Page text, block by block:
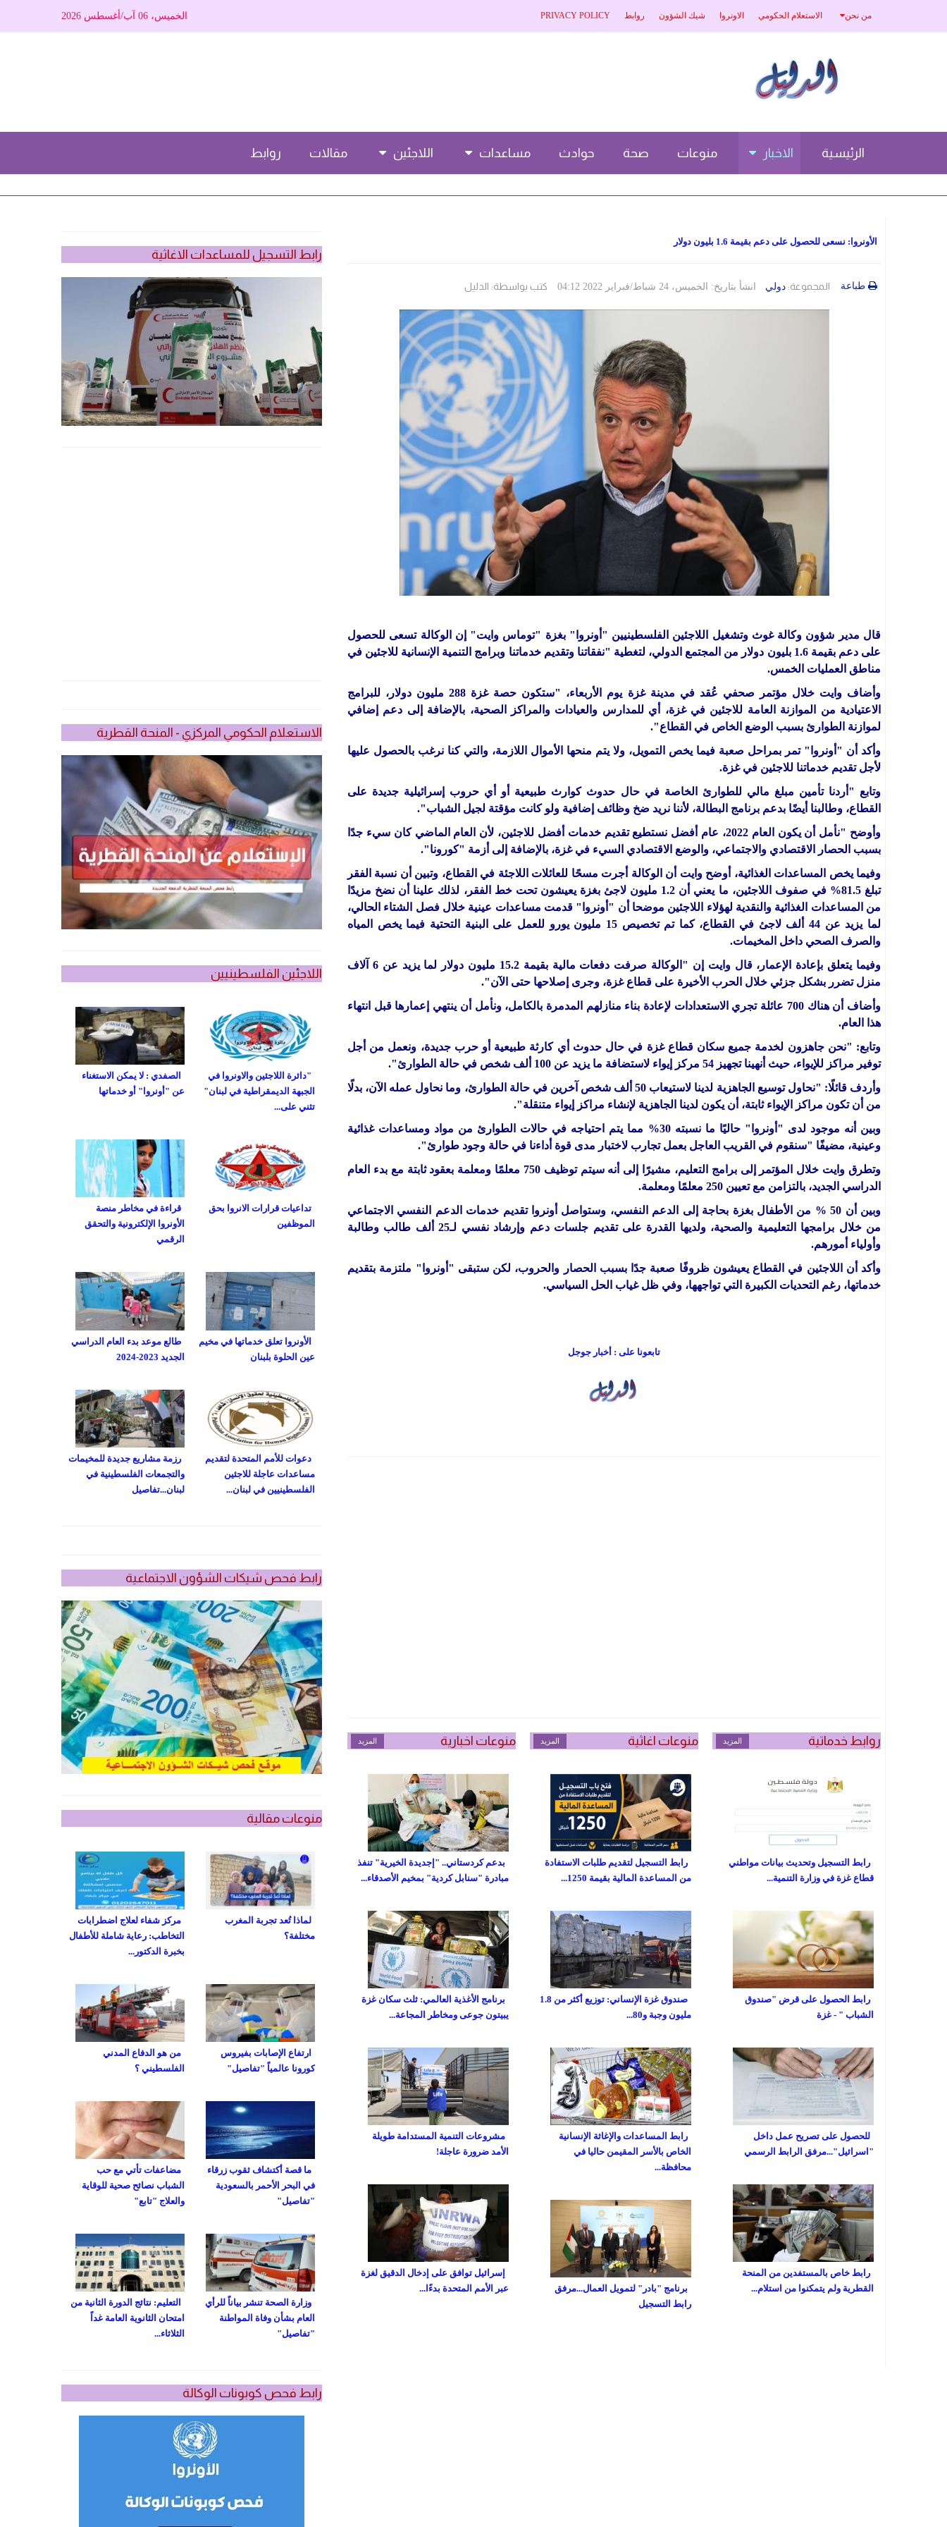
من نحن الاستعلام الحكومي الاونروا شيك الشؤون روابط PRIVACY POLICY الخميس، 06 آب/أغسطس 2026
الرئيسية الاخبار منوعات صحة حوادث مساعدات اللاجئين مقالات روابط
الأونروا: نسعى للحصول على دعم بقيمة 1.6 بليون دولار
المجموعة: دولي انشأ بتاريخ: الخميس، 24 شباط/فبراير 2022 04:12 كتب بواسطة: الدليل طباعة
قال مدير شؤون وكالة غوث وتشغيل اللاجئين الفلسطينيين "أونروا" بغزة "توماس وايت" إن الوكالة تسعى للحصول
على دعم بقيمة 1.6 بليون دولار من المجتمع الدولي، لتغطية "نفقاتنا وتقديم خدماتنا وبرامج التنمية الإنسانية للاجئين في
مناطق العمليات الخمس.
وأضاف وايت خلال مؤتمر صحفي عُقد في مدينة غزة يوم الأربعاء، "ستكون حصة غزة 288 مليون دولار، للبرامج
الاعتيادية من الموازنة العامة للاجئين في غزة، أي للمدارس والعيادات والمراكز الصحية، بالإضافة إلى دعم إضافي
لموازنة الطوارئ بسبب الوضع الخاص في القطاع".
وأكد أن "أونروا" تمر بمراحل صعبة فيما يخص التمويل، ولا يتم منحها الأموال اللازمة، والتي كنا نرغب بالحصول عليها
لأجل تقديم خدماتنا للاجئين في غزة.
وتابع "أردنا تأمين مبلغ مالي للطوارئ الخاصة في حال حدوث كوارث طبيعية أو أي حروب إسرائيلية جديدة على
القطاع، وطالبنا أيضًا بدعم برنامج البطالة، لأننا نريد ضخ وظائف إضافية ولو كانت مؤقتة لجيل الشباب".
وأوضح "نأمل أن يكون العام 2022، عام أفضل نستطيع تقديم خدمات أفضل للاجئين، لأن العام الماضي كان سيء جدًا
بسبب الحصار الاقتصادي والاجتماعي، والوضع الاقتصادي السيء في غزة، بالإضافة إلى أزمة "كورونا".
وفيما يخص المساعدات الغذائية، أوضح وايت أن الوكالة أجرت مسحًا للعائلات اللاجئة في القطاع، وتبين أن نسبة الفقر
تبلغ 81.5% في صفوف اللاجئين، ما يعني أن 1.2 مليون لاجئ بغزة يعيشون تحت خط الفقر، لذلك علينا أن نضخ مزيدًا
من المساعدات الغذائية والنقدية لهؤلاء اللاجئين موضحا أن "أونروا" قدمت مساعدات عينية خلال فصل الشتاء الحالي،
لما يزيد عن 44 ألف لاجئ في القطاع، كما تم تخصيص 15 مليون يورو للعمل على البنية التحتية فيما يخص المياه
والصرف الصحي داخل المخيمات.
وفيما يتعلق بإعادة الإعمار، قال وايت إن "الوكالة صرفت دفعات مالية بقيمة 15.2 مليون دولار لما يزيد عن 6 آلاف
منزل تضرر بشكل جزئي خلال الحرب الأخيرة على قطاع غزة، وجرى إصلاحها حتى الآن".
وأضاف أن هناك 700 عائلة تجري الاستعدادات لإعادة بناء منازلهم المدمرة بالكامل، ونأمل أن ينتهي إعمارها قبل انتهاء
هذا العام.
وتابع: "نحن جاهزون لخدمة جميع سكان قطاع غزة في حال حدوث أي كارثة طبيعية أو حرب جديدة، ونعمل من أجل
توفير مراكز للإيواء، حيث أنهينا تجهيز 54 مركز إيواء لاستضافة ما يزيد عن 100 ألف شخص في حالة الطوارئ".
وأردف قائلًا: "نحاول توسيع الجاهزية لدينا لاستيعاب 50 ألف شخص آخرين في حالة الطوارئ، وما نحاول عمله الآن، بدلًا
من أن تكون مراكز الإيواء ثابتة، أن يكون لدينا الجاهزية لإنشاء مراكز إيواء متنقلة".
وبين أنه موجود لدى "أونروا" حاليًا ما نسبته 30% مما يتم احتياجه في حالات الطوارئ من مواد ومساعدات غذائية
وعينية، مضيفًا "سنقوم في القريب العاجل بعمل تجارب لاختبار مدى قوة أداءنا في حالة وجود طوارئ".
وتطرق وايت خلال المؤتمر إلى برامج التعليم، مشيرًا إلى أنه سيتم توظيف 750 معلمًا ومعلمة بعقود ثابتة مع بدء العام
الدراسي الجديد، بالتزامن مع تعيين 250 معلمًا ومعلمة.
وبين أن 50 % من الأطفال بغزة بحاجة إلى الدعم النفسي، وستواصل أونروا تقديم خدمات الدعم النفسي الاجتماعي
من خلال برامجها التعليمية والصحية، ولديها القدرة على تقديم جلسات دعم وإرشاد نفسي لـ25 ألف طالب وطالبة
وأولياء أمورهم.
وأكد أن اللاجئين في القطاع يعيشون ظروفًا صعبة جدًا بسبب الحصار والحروب، لكن ستبقى "أونروا" ملتزمة بتقديم
خدماتها، رغم التحديات الكبيرة التي تواجهها، وفي ظل غياب الحل السياسي.
تابعونا على : أخبار جوجل
روابط خدماتية المزيد
رابط التسجيل وتحديث بيانات مواطني
قطاع غزة في وزارة التنمية...
رابط الحصول على قرض "صندوق
الشباب " - غزة
للحصول على تصريح عمل داخل
"اسرائيل"...مرفق الرابط الرسمي
رابط خاص بالمستفدين من المنحة
القطرية ولم يتمكنوا من استلام...
منوعات اغاثية المزيد
رابط التسجيل لتقديم طلبات الاستفادة
من المساعدة المالية بقيمة 1250...
صندوق غزة الإنساني: توزيع أكثر من 1.8
مليون وجبة و80...
رابط المساعدات والإغاثة الإنسانية
الخاص بالأسر المقيمن حاليا في
محافظة...
برنامج "بادر" لتمويل العمال...مرفق
رابط التسجيل
منوعات اخبارية المزيد
بدعم كردستاني.. "إجديدة الخيرية" تنفذ
مبادرة "سنابل كردية" بمخيم الأصدقاء...
برنامج الأغذية العالمي: ثلث سكان غزة
يبيتون جوعى ومخاطر المجاعة...
مشروعات التنمية المستدامة طويلة
الأمد ضرورة عاجلة!
إسرائيل توافق على إدخال الدقيق لغزة
عبر الأمم المتحدة بدءًا...
رابط التسجيل للمساعدات الاغاثية
الاستعلام الحكومي المركزي - المنحة القطرية
اللاجئين الفلسطينيين
الصفدي : لا يمكن الاستغناء
عن "أونروا" أو خدماتها
"دائرة اللاجئين والاونروا في
الجبهة الديمقراطية في لبنان"
تثني على...
قراءة في مخاطر منصة
الأونروا الإلكترونية والتحقق
الرقمي
تداعيات قرارات الانروا بحق
الموظفين
طالع موعد بدء العام الدراسي
الجديد 2023-2024
الأونروا تعلق خدماتها في مخيم
عين الحلوة بلبنان
رزمة مشاريع جديدة للمخيمات
والتجمعات الفلسطينية في
لبنان...تفاصيل
دعوات للأمم المتحدة لتقديم
مساعدات عاجلة للاجئين
الفلسطينيين في لبنان...
رابط فحص شيكات الشؤون الاجتماعية
منوعات مقالية
مركز شفاء لعلاج اضطرابات
التخاطب: رعاية شاملة للأطفال
بخبرة الدكتور...
لماذا تُعد تجربة المغرب
مختلفة؟
من هو الدفاع المدني
الفلسطيني ؟
ارتفاع الإصابات بفيروس
كورونا عالمياً "تفاصيل"
مضاعفات تأتي مع حب
الشباب نصائح صحية للوقاية
والعلاج "تابع"
ما قصة أكتشاف ثقوب زرقاء
في البحر الأحمر بالسعودية
"تفاصيل"
التعليم: نتائج الدورة الثانية من
امتحان الثانوية العامة غداً
الثلاثاء...
وزارة الصحة تنشر بياناً للرأي
العام بشأن وفاة المواطنة
"تفاصيل"
رابط فحص كوبونات الوكالة